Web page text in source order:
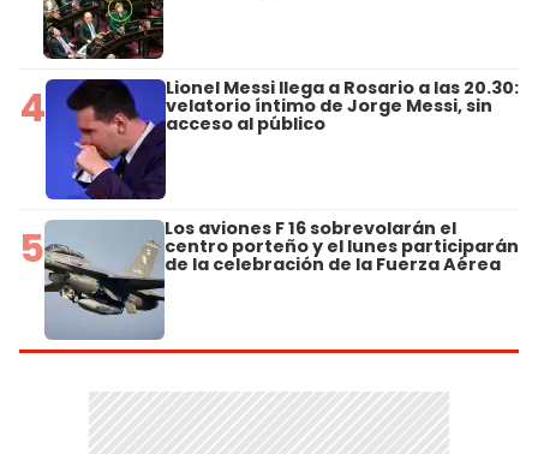
4 Lionel Messi llega a Rosario a las 20.30:
velatorio íntimo de Jorge Messi, sin
acceso al público
5 Los aviones F 16 sobrevolarán el
centro porteño y el lunes participarán
de la celebración de la Fuerza Aérea